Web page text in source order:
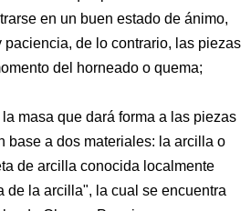
en un buen estado de ánimo,
paciencia, de lo contrario, las piezas
del horneado o quema;
masa que dará forma a las piezas
base a dos materiales: la arcilla o
de arcilla conocida localmente
de la arcilla", la cual se encuentra